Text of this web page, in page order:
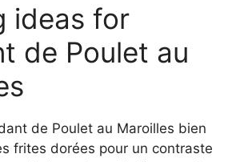
ideas for
de Poulet au
de Poulet au Maroilles bien
frites dorées pour un contraste